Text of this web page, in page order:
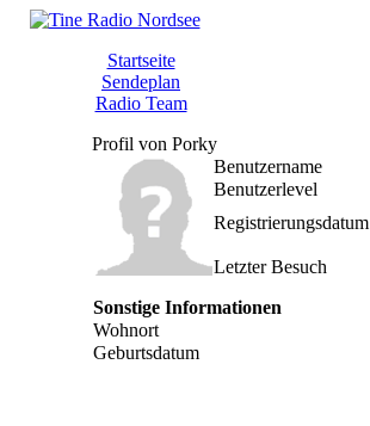
Startseite
Sendeplan
Radio Team
Profil von Porky
Benutzername
Benutzerlevel
Registrierungsdatum
Letzter Besuch
Sonstige Informationen
Wohnort
Geburtsdatum